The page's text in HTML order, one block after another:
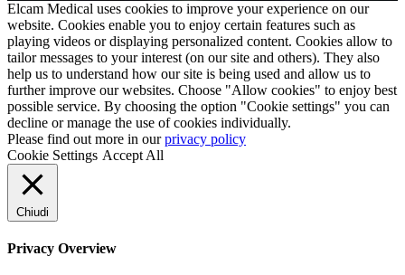
Elcam Medical uses cookies to improve your experience on our
website. Cookies enable you to enjoy certain features such as
playing videos or displaying personalized content. Cookies allow to
tailor messages to your interest (on our site and others). They also
help us to understand how our site is being used and allow us to
further improve our websites. Choose "Allow cookies" to enjoy best
possible service. By choosing the option "Cookie settings" you can
decline or manage the use of cookies individually.
Please find out more in ourprivacy policy
Cookie Settings Accept All
Chiudi
Privacy Overview